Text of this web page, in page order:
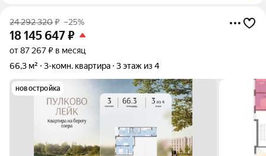
24 292 320₽ –25%
18 145 647₽
от 87 267 ₽ в месяц
66,3 м²
3-комн. квартира 3 этаж из 4
новостройка